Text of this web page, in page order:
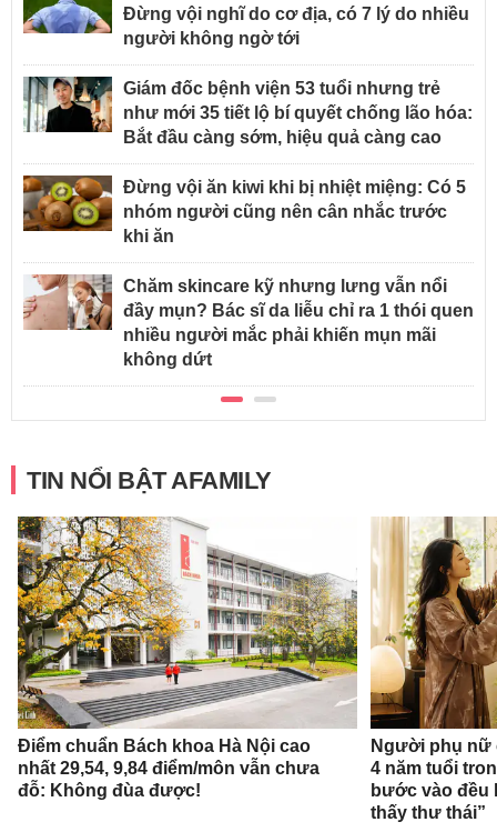
Đừng vội nghĩ do cơ địa, có 7 lý do nhiều
người không ngờ tới
Giám đốc bệnh viện 53 tuổi nhưng trẻ
như mới 35 tiết lộ bí quyết chống lão hóa:
Bắt đầu càng sớm, hiệu quả càng cao
Đừng vội ăn kiwi khi bị nhiệt miệng: Có 5
nhóm người cũng nên cân nhắc trước
khi ăn
Chăm skincare kỹ nhưng lưng vẫn nổi
đầy mụn? Bác sĩ da liễu chỉ ra 1 thói quen
nhiều người mắc phải khiến mụn mãi
không dứt
TIN NỔI BẬT AFAMILY
Điểm chuẩn Bách khoa Hà Nội cao
nhất 29,54, 9,84 điểm/môn vẫn chưa
đỗ: Không đùa được!
Người phụ nữ
4 năm tuổi
bước vào đều
thấy thư thái”